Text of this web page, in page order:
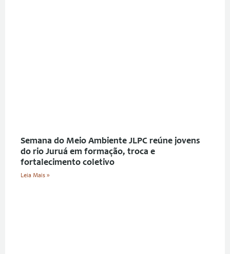
Semana do Meio Ambiente JLPC reúne jovens
do rio Juruá em formação, troca e
fortalecimento coletivo
Leia Mais »